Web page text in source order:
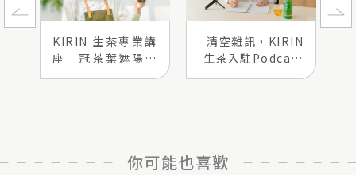
KIRIN 生茶專業講
座｜冠茶葉遮陽工
法解密
清空雜訊，KIRIN
生茶入駐Podcast
選物店
你可能也喜歡